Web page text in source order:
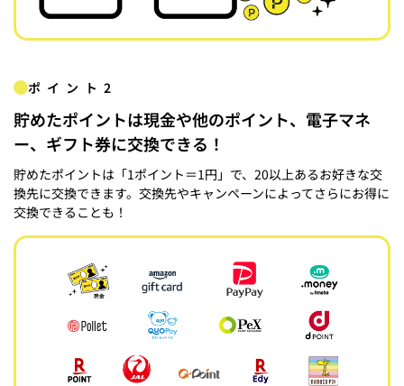
ポイント2
貯めたポイントは現金や他のポイント、電子マネ
ー、ギフト券に交換できる！
貯めたポイントは「1ポイント＝1円」で、20以上あるお好きな交
換先に交換できます。交換先やキャンペーンによってさらにお得に
交換できることも！